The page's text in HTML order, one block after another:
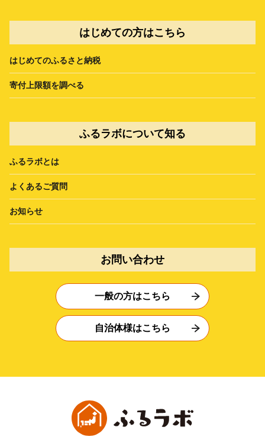
はじめての方はこちら
はじめてのふるさと納税
寄付上限額を調べる
ふるラボについて知る
ふるラボとは
よくあるご質問
お知らせ
お問い合わせ
一般の方はこちら
自治体様はこちら